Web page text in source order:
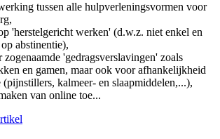
tussen alle hulpverleningsvormen voor
'herstelgericht werken' (d.w.z. niet enkel en
abstinentie),
zogenaamde 'gedragsverslavingen' zoals
en gamen, maar ook voor afhankelijkheid
(pijnstillers, kalmeer- en slaapmiddelen,...),
van online toe...